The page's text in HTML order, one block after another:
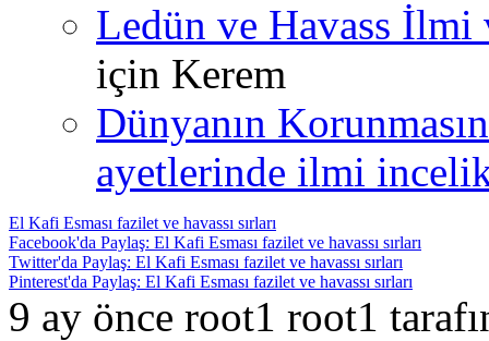
Ledün ve Havass İlmi
için Kerem
Dünyanın
ayetlerinde ilmi
El Kafi Esması fazilet ve havassı sırları
Facebook'da Paylaş: El Kafi Esması fazilet ve havassı sırları
Twitter'da Paylaş: El Kafi Esması fazilet ve havassı sırları
Pinterest'da Paylaş: El Kafi Esması fazilet ve havassı sırları
9 ay önce root1 root1